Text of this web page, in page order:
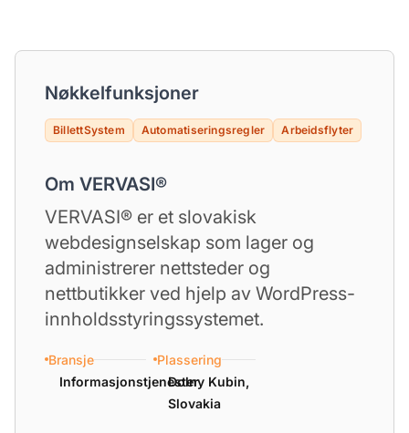
Nøkkelfunksjoner
BillettSystem Automatiseringsregler Arbeidsflyter
Om VERVASI®
VERVASI® er et slovakisk
webdesignselskap som lager og
administrerer nettsteder og
nettbutikker ved hjelp av WordPress-
innholdsstyringssystemet.
Bransje
Informasjonstjenester
Plassering
Dolny Kubin,
Slovakia